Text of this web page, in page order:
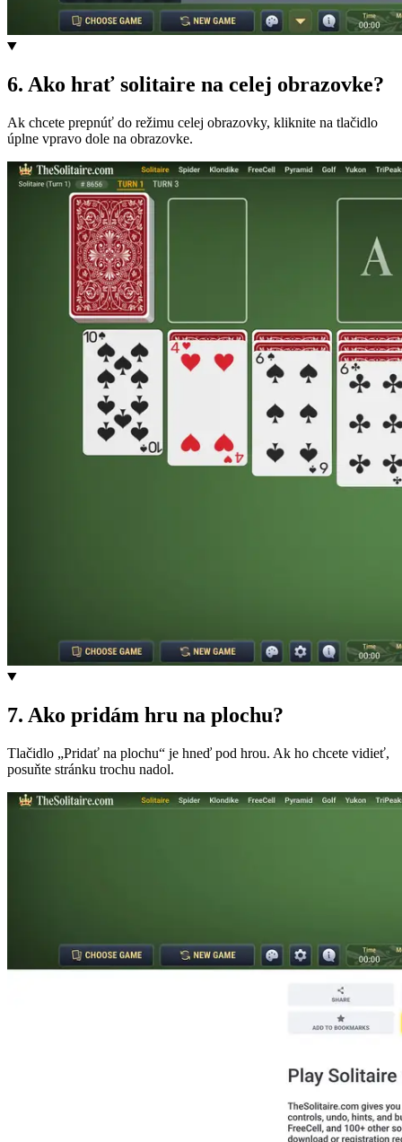
6. Ako hrať solitaire na celej obrazovke?
Ak chcete prepnúť do režimu celej obrazovky, kliknite na tlačidlo
úplne vpravo dole na obrazovke.
7. Ako pridám hru na plochu?
Tlačidlo „Pridať na plochu“ je hneď pod hrou. Ak ho chcete vidieť,
posuňte stránku trochu nadol.